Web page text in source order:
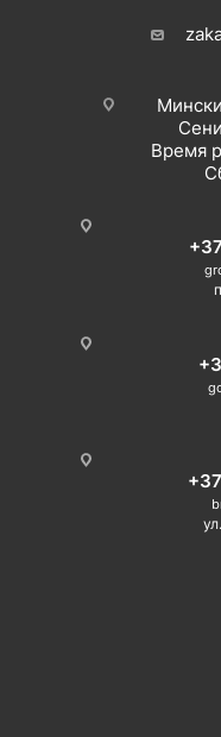
Время